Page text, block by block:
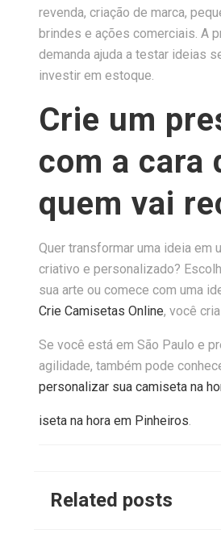
revenda, criação de marca,
brindes e ações comerciais. A
demanda ajuda a testar ideias
investir em estoque.
Crie um
com a cara
quem vai
Quer transformar uma ideia em
criativo e personalizado?
sua arte ou comece com uma
Crie Camisetas Online, você
Se você está em São Paulo e
agilidade, também pode
personalizar sua camiseta na
iseta na hora em Pinheiros
Related posts